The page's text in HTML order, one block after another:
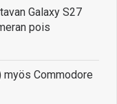
Galaxy S27
pois
Commodore